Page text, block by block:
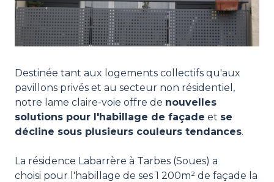
Destinée tant aux logements collectifs qu'aux
pavillons privés et au secteur non résidentiel,
notre lame claire-voie offre de nouvelles
solutions pour l'habillage de façade et se
décline sous plusieurs couleurs tendances.
La résidence Labarrère à Tarbes (Soues) a
choisi pour l'habillage de ses 1 200m² de façade la